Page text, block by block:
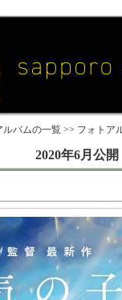
ルバムの一覧 >> フォトア
2020年6月公